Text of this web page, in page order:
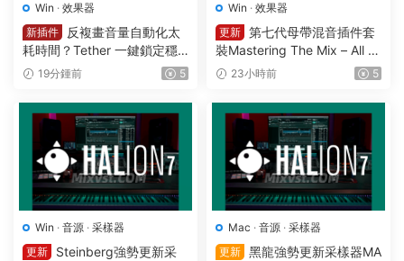
Win · 效果器
新插件
反複畫音量自動化太
耗時間？Tether 一鍵鎖定穩
定響度1可視化智能電平均衡
ones – Tether v 1.2.1 WIN
19分鍾前 5
Win · 效果器
更新 第七代母帶混音插件套
裝Mastering The Mix – All Pl
ugins Bundle v2026.08.03
23小時前 5
Win · 音源 · 采樣器
更新
Steinberg強勢更新采
Mac · 音源 · 采樣器
更新 黑龍強勢更新采樣器MA